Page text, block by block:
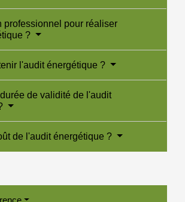
professionnel pour réaliser
?
l'audit énergétique ?
de validité de l'audit
de l'audit énergétique ?